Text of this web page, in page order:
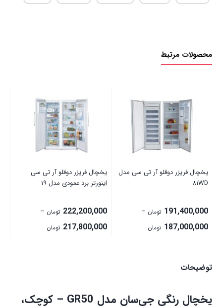
محصولات مرتبط
یخچال فریزر دوقلو آر تی سی مدل
۸۱WD
191,400,000 تومان –
187,000,000 تومان
یخچال فریزر دوقلو آر تی سی
اینورتر برد عمودی مدل ۱۹
222,200,000 تومان –
217,800,000 تومان
توضیحات
یخچال رنگی جی‌سان مدل GR50 – کوچک،